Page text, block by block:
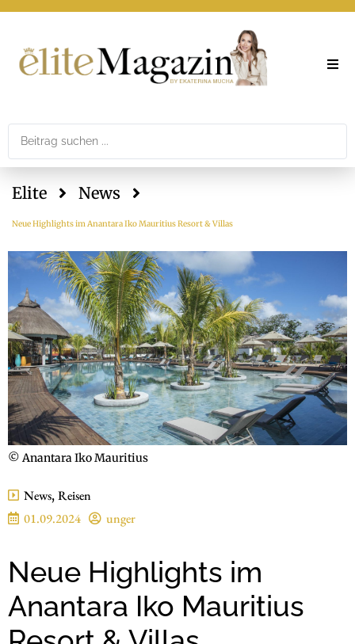
Elite News
Neue Highlights im Anantara Iko Mauritius Resort & Villas
© Anantara Iko Mauritius
News, Reisen
01.09.2024
unger
Neue Highlights im
Anantara Iko Mauritius